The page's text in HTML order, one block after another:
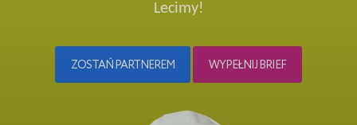
Lecimy!
ZOSTAŃ PARTNEREM WYPEŁNIJ BRIEF